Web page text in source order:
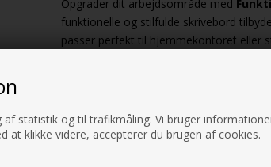
af statistik og til trafikmåling. Vi bruger
at klikke videre, accepterer du brugen af cookies.
Opgrader dit arbejdsområde med
funktionelle og stilfulde skrivebord
passer perfekt til hjemmekontoret eller
dokumenter og andre nødvendigheder.
adgang til dine vigtigste redskaber.